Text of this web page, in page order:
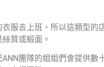
服去上班，所以這類型的
質或緞面。
團隊的姐姐們會提供數